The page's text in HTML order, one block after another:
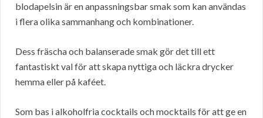
blodapelsin är en anpassningsbar smak som kan användas
i flera olika sammanhang och kombinationer.
Dess fräscha och balanserade smak gör det till ett
fantastiskt val för att skapa nyttiga och läckra drycker
hemma eller på kaféet.
Som bas i alkoholfria cocktails och mocktails för att ge en